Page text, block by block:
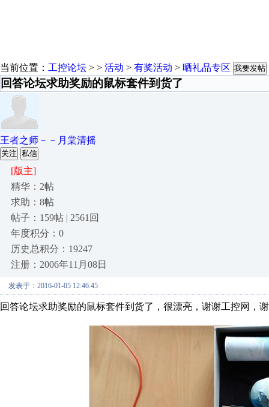
当前位置： 工控论坛 > > 活动 > 有奖活动 > 晒礼品专区 我要发帖
回答论坛求助奖励的鼠标套件到货了
王者之师－－月棠清摇
关注 私信
[版主]
精华：2帖
求助：8帖
帖子：159帖 | 2561回
年度积分：0
历史总积分：19247
注册：2006年11月08日
发表于：2016-01-05 12:46:45
回答论坛求助奖励的鼠标套件到货了，很漂亮，谢谢工控网，